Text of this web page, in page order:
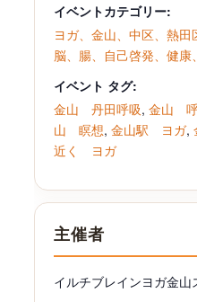
イベントカテゴリー:
ヨガ、金山、中区、熱田
脳、腸、自己啓発、健康
イベント タグ:
金山 丹田呼吸, 金山
山 瞑想, 金山駅 ヨガ,
近く ヨガ
主催者
イルチブレインヨガ金山